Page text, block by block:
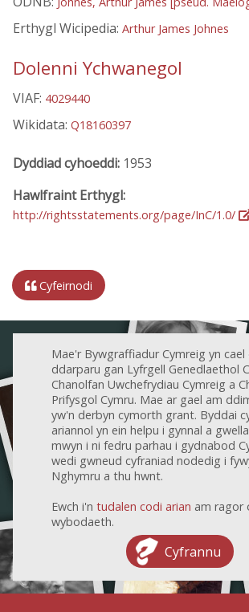
Erthygl Wicipedia: Arthur James Johnes
Dolenni Ychwanegol
VIAF: 4029440
Wikidata: Q18160397
Dyddiad cyhoeddi: 1953
Hawlfraint Erthygl:
http://rightsstatements.org/page/InC/1.0/
Cyfeirnodi
Mae'r Bywgraffiadur Cymreig yn cael
ddarparu gan Lyfrgell Genedlaethol
Chanolfan Uwchefrydiau Cymreig a
Prifysgol Cymru. Mae ar gael am
yw'n derbyn cymorth grant. Byddai
ariannol yn ein helpu i gynnal a
mwyn i ni fedru parhau i gydnabod
wedi gwneud cyfraniad nodedig i
Nghymru a thu hwnt.
Ewch i'n tudalen codi arian am ragor
wybodaeth.
Cyfrannu